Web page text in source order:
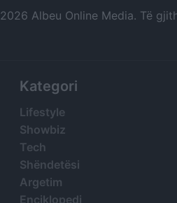
2026 Albeu Online Media. Të
Kategori
Lifestyle
Showbiz
Tech
Shëndetësi
Argetim
Enciklopedi